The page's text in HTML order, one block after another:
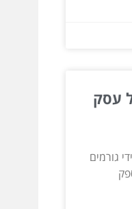
עסק
גורמים